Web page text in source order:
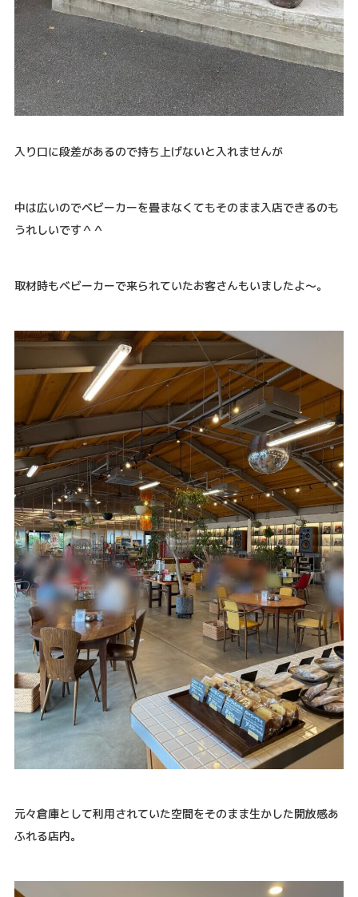
入り口に段差があるので持ち上げないと入れませんが
中は広いのでベビーカーを畳まなくてもそのまま入店できるのも
うれしいです＾＾
取材時もベビーカーで来られていたお客さんもいましたよ～。
元々倉庫として利用されていた空間をそのまま生かした開放感あ
ふれる店内。